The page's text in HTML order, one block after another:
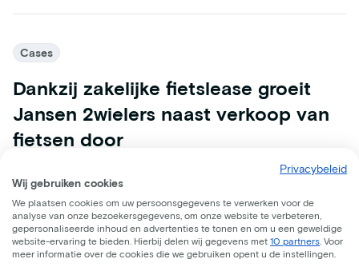
Cases
Dankzij zakelijke fietslease groeit
Jansen 2wielers naast verkoop van
fietsen door
Twee winkels, één duidelijke visie: fietsen toegankelijk
maken voor iedereen. Sinds 2020 werkt het bedrijf
samen met Lease a Bike en dat werpt zijn vruchten af.
7 augustus 2025
Privacybeleid
Wij gebruiken cookies
We plaatsen cookies om uw persoonsgegevens te verwerken voor de
analyse van onze bezoekersgegevens, om onze website te verbeteren,
gepersonaliseerde inhoud en advertenties te tonen en om u een geweldige
website-ervaring te bieden. Hierbij delen wij gegevens met 10 partners . Voor
meer informatie over de cookies die we gebruiken opent u de instellingen.